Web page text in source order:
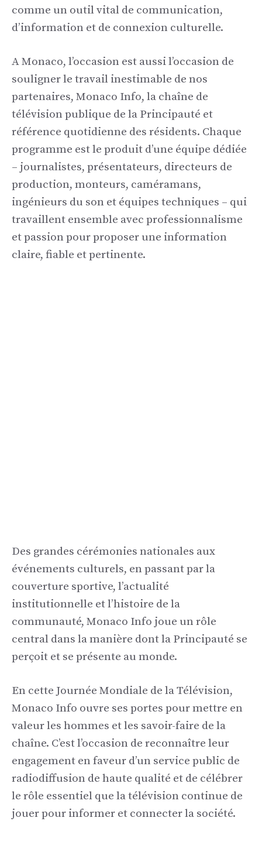
comme un outil vital de communication,
d’information et de connexion culturelle.
A Monaco, l’occasion est aussi l’occasion de
souligner le travail inestimable de nos
partenaires, Monaco Info, la chaîne de
télévision publique de la Principauté et
référence quotidienne des résidents. Chaque
programme est le produit d’une équipe dédiée
– journalistes, présentateurs, directeurs de
production, monteurs, caméramans,
ingénieurs du son et équipes techniques – qui
travaillent ensemble avec professionnalisme
et passion pour proposer une information
claire, fiable et pertinente.
Des grandes cérémonies nationales aux
événements culturels, en passant par la
couverture sportive, l’actualité
institutionnelle et l’histoire de la
communauté, Monaco Info joue un rôle
central dans la manière dont la Principauté se
perçoit et se présente au monde.
En cette Journée Mondiale de la Télévision,
Monaco Info ouvre ses portes pour mettre en
valeur les hommes et les savoir-faire de la
chaîne. C’est l’occasion de reconnaître leur
engagement en faveur d’un service public de
radiodiffusion de haute qualité et de célébrer
le rôle essentiel que la télévision continue de
jouer pour informer et connecter la société.